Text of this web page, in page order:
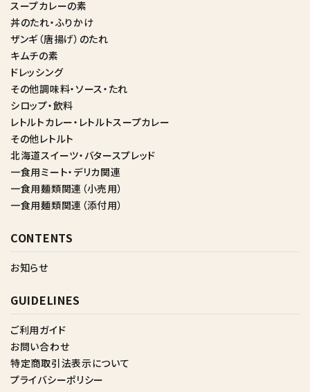
スープカレーの素
丼のたれ・ふりかけ
ザンギ（唐揚げ）のたれ
キムチの素
ドレッシング
その他調味料・ソース・たれ
シロップ・飲料
レトルトカレー・レトルトスープカレー
その他レトルト
北海道スイーツ・バタースプレッド
一食用ミート・デリカ関連
一食用麺類関連（小売用）
一食用麺類関連（添付用）
CONTENTS
お知らせ
GUIDELINES
ご利用ガイド
お問い合わせ
特定商取引法表示について
プライバシーポリシー